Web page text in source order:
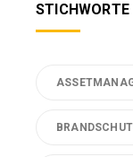
STICHWORTE